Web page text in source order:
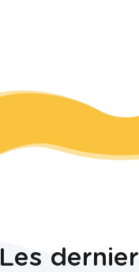
Les